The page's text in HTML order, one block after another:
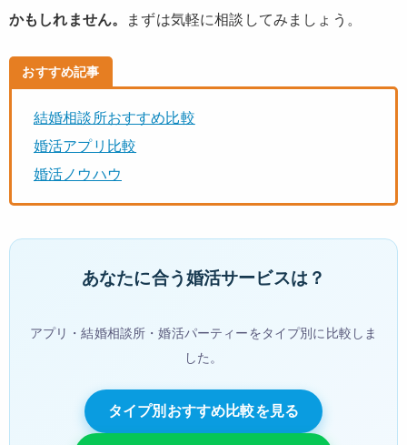
かもしれません。
まずは気軽に相談してみましょう。
おすすめ記事
結婚相談所おすすめ比較
婚活アプリ比較
婚活ノウハウ
あなたに合う婚活サービスは？
アプリ・結婚相談所・婚活パーティーをタイプ別に比較しま
した。
タイプ別おすすめ比較を見る